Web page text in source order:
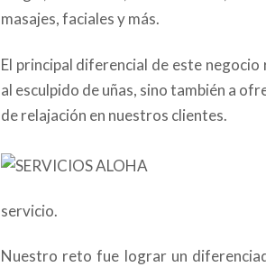
masajes, faciales y más.
El principal diferencial de este
al esculpido de uñas, sino también a
de relajación en nuestros clientes.
servicio.
Nuestro reto fue lograr un